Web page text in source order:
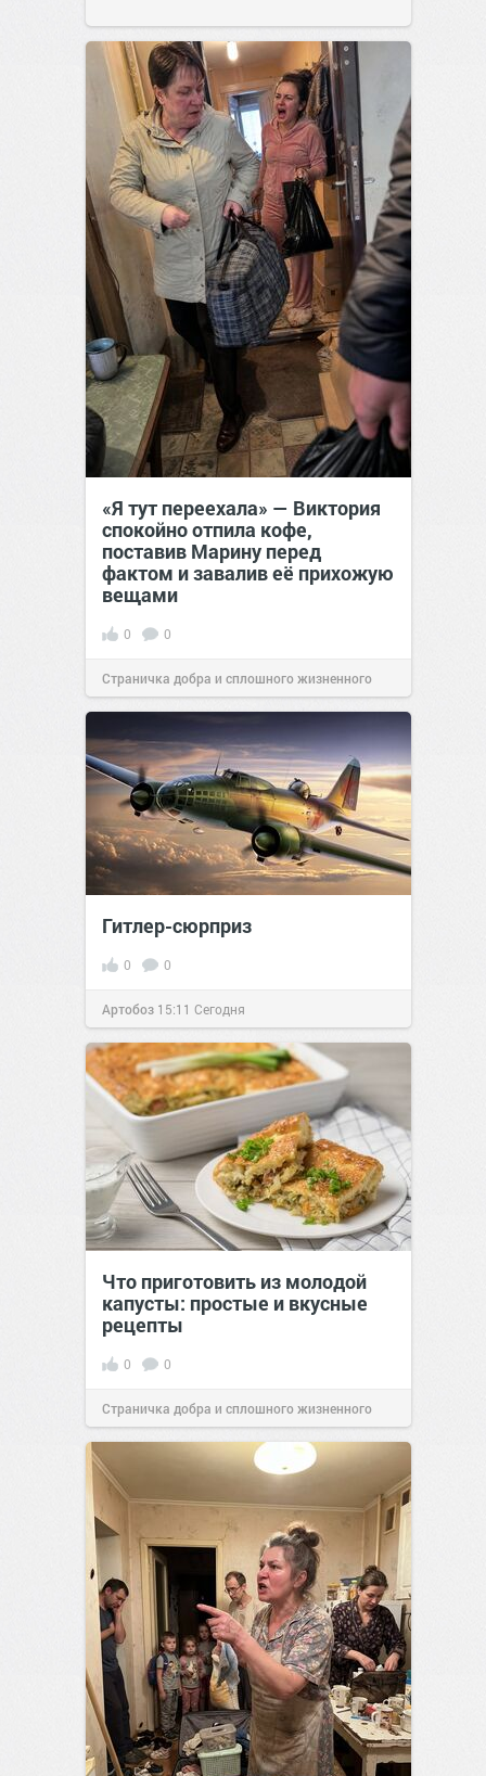
«Я тут переехала» — Виктория
спокойно отпила кофе,
поставив Марину перед
фактом и завалив её прихожую
вещами
0 0
Страничка добра и сплошного жизненного
позитива!19:38Сегодня
Гитлер-сюрприз
0 0
Артобоз 15:11 Сегодня
Что приготовить из молодой
капусты: простые и вкусные
рецепты
0 0
Страничка добра и сплошного жизненного
позитива!16:38Сегодня